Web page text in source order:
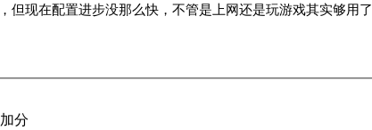
但现在配置进步没那么快，不管是上网还是玩游戏其实够用了
分